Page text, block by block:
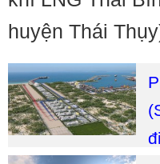
huyện Thái